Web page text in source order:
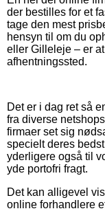
der bestilles for et
tage den mest
hensyn til om du
eller Gilleleje – er
afhentningssted.
Det er i dag ret så
fra diverse
firmaer set sig
specielt deres
yderligere også til
yde portofri fragt.
Det kan alligevel
online forhandlere